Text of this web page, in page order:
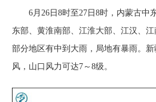
6月26日8时至27日8时，内蒙古中
东部、黄淮南部、江淮大部、江汉、
部分地区有中到大雨，局地有暴雨。
风，山口风力可达7～8级。